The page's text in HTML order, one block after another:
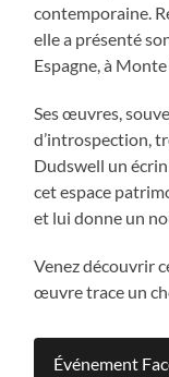
contemporaine.
elle a présenté
Espagne, à
Ses œuvres,
d’introspection,
Dudswell un
cet espace
et lui donne un
Venez découvrir
œuvre trace un
Événement